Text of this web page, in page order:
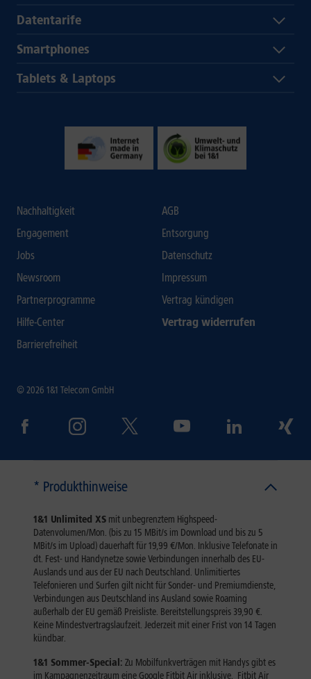
Datentarife
Smartphones
Tablets & Laptops
Nachhaltigkeit
Engagement
Jobs
Newsroom
Partnerprogramme
Hilfe-Center
Barrierefreiheit
AGB
Entsorgung
Datenschutz
Impressum
Vertrag kündigen
Vertrag widerrufen
© 2026 1&1 Telecom GmbH